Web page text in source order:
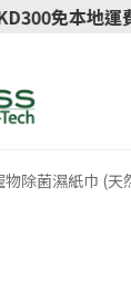
免本地運費 |
物除菌濕紙巾 (天